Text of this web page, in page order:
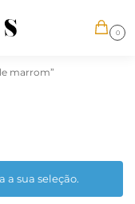
0
marrom”
sua seleção.